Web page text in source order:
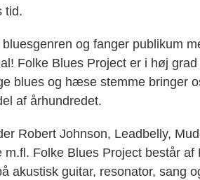
tid.
og fanger publikum
Folke Blues Project er i høj
blues og hæse stemme bringer
af århundredet.
Robert Johnson, Leadbelly,
Folke Blues Project består af
akustisk guitar, resonator, sang